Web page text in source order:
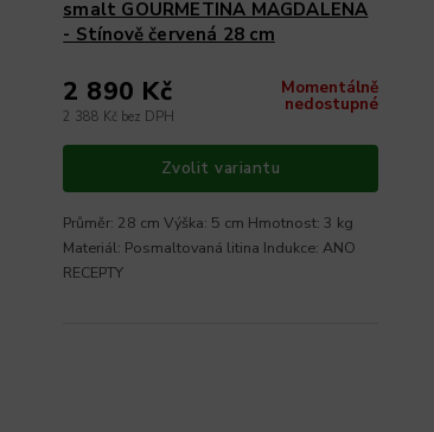
smalt GOURMETINA MAGDALENA
- Stínově červená 28 cm
Momentálně
nedostupné
2 388 Kč bez DPH
2 890 Kč
Zvolit variantu
Průměr: 28 cm Výška: 5 cm Hmotnost: 3 kg
Materiál: Posmaltovaná litina Indukce: ANO
RECEPTY